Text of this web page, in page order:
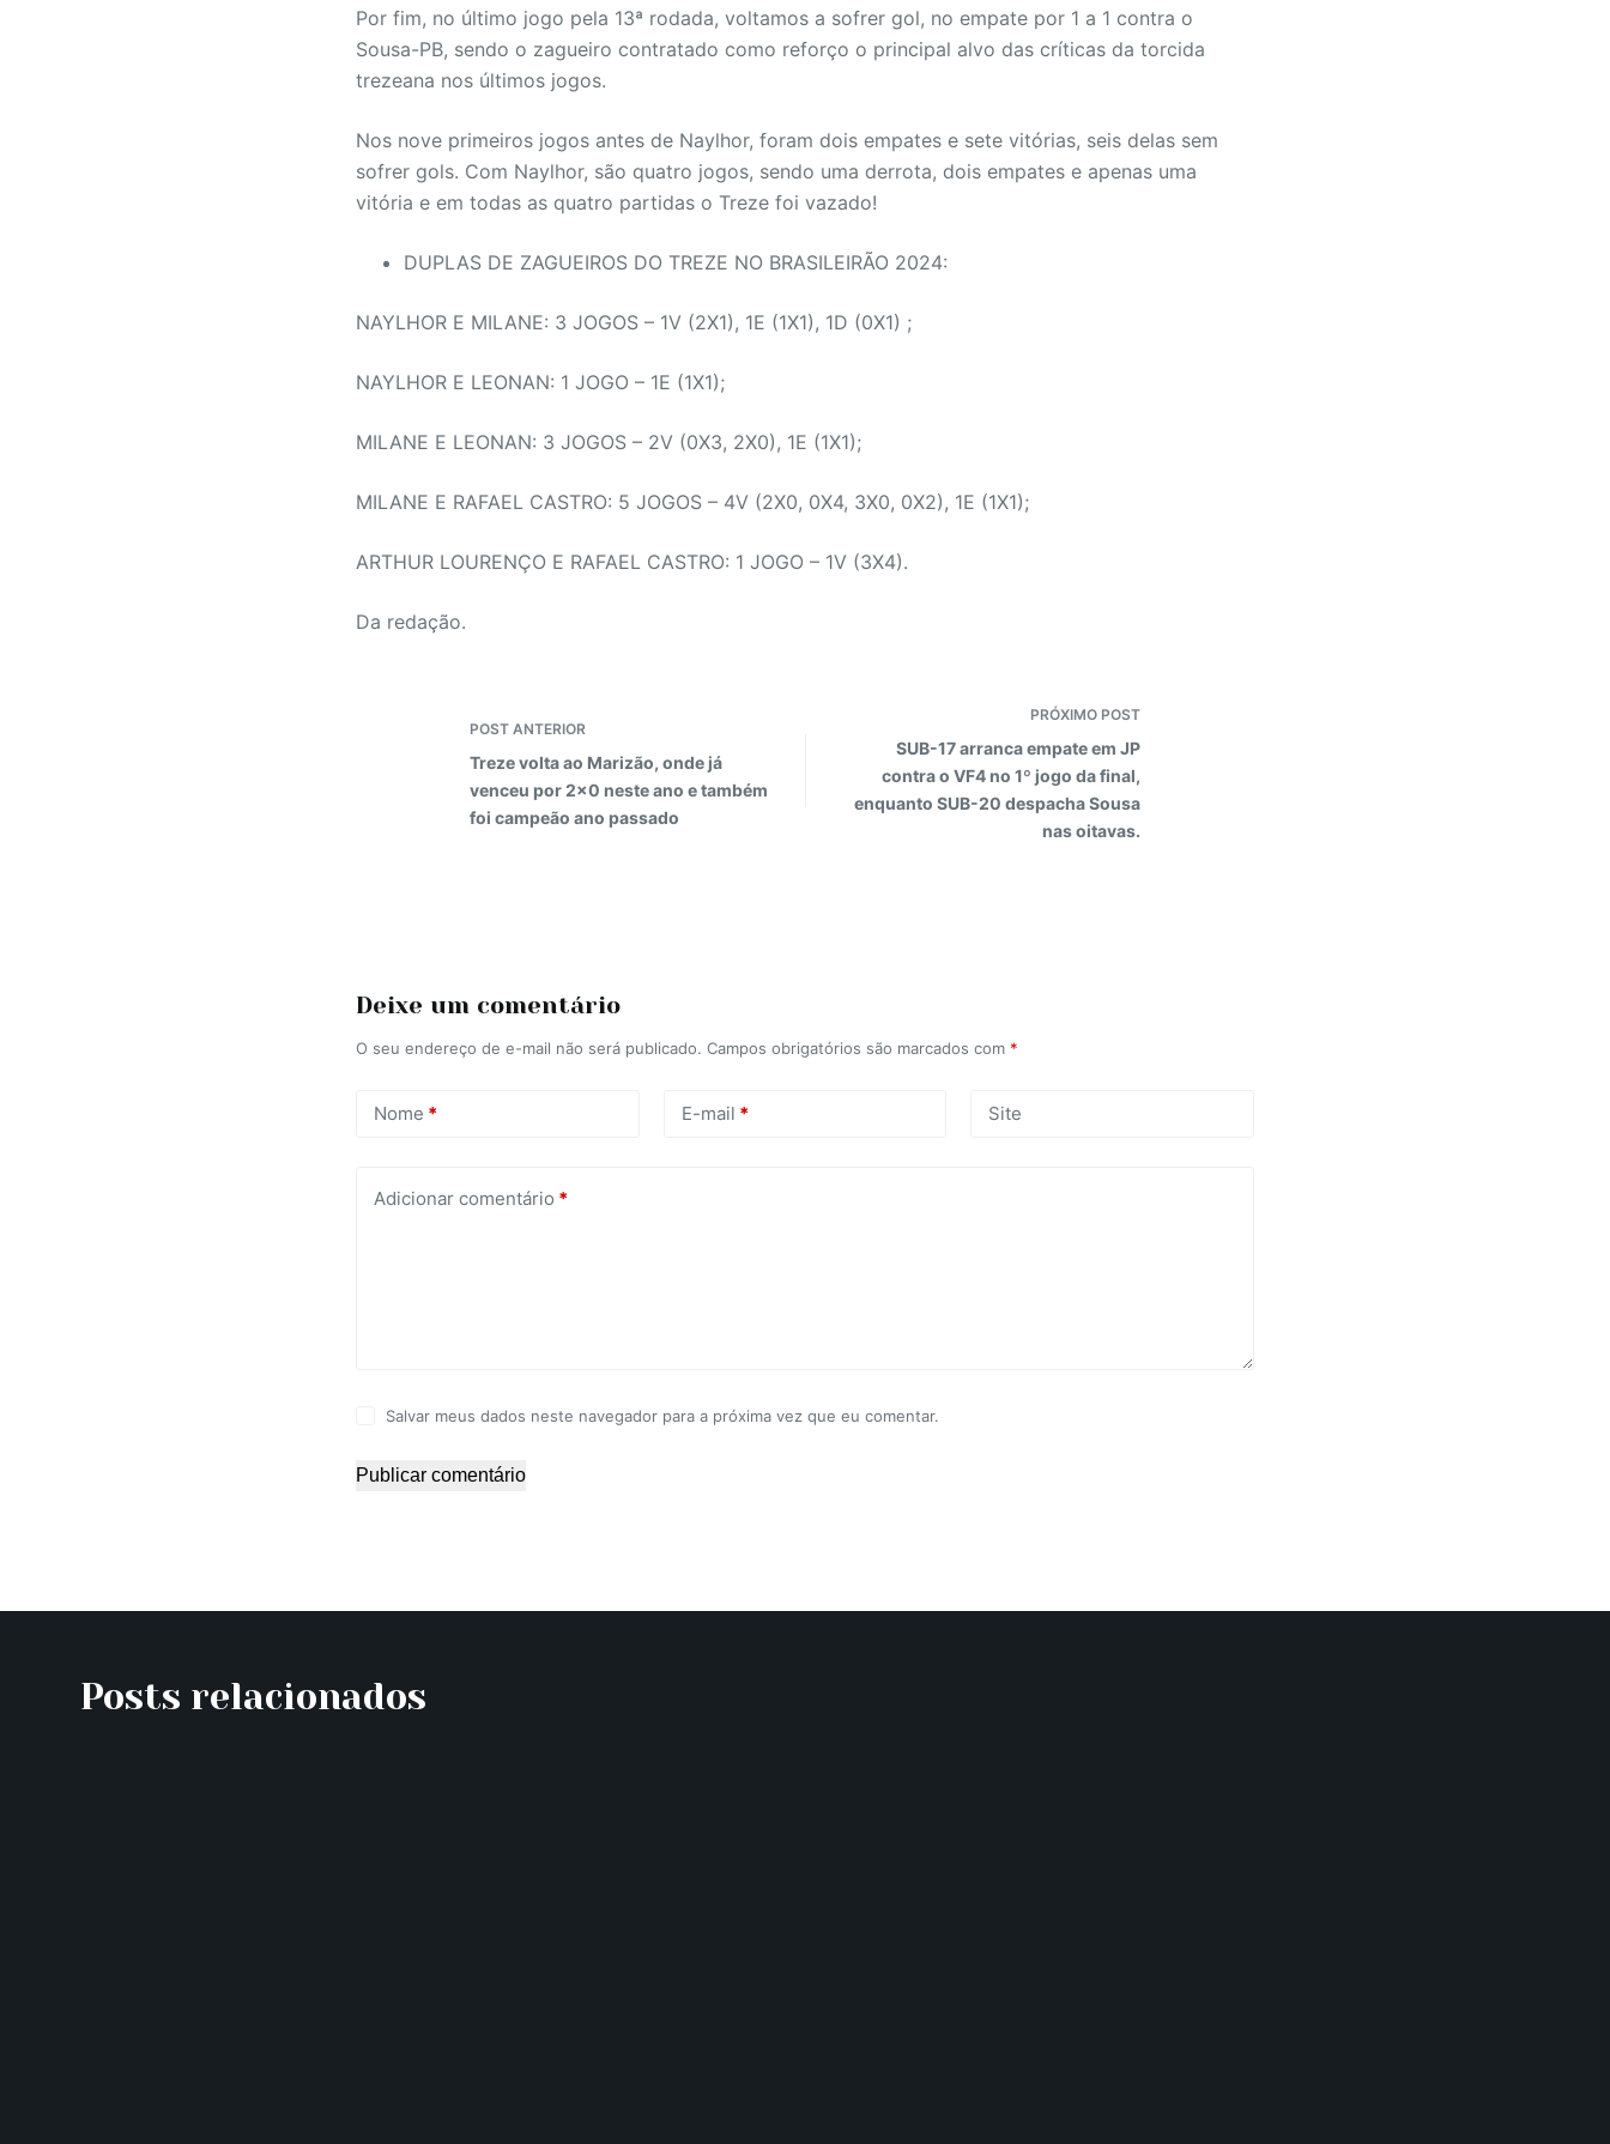
Por fim, no último jogo pela 13ª rodada, voltamos a sofrer gol, no empate por 1 a 1 contra o
Sousa-PB, sendo o zagueiro contratado como reforço o principal alvo das críticas da torcida
trezeana nos últimos jogos.
Nos nove primeiros jogos antes de Naylhor, foram dois empates e sete vitórias, seis delas sem
sofrer gols. Com Naylhor, são quatro jogos, sendo uma derrota, dois empates e apenas uma
vitória e em todas as quatro partidas o Treze foi vazado!
DUPLAS DE ZAGUEIROS DO TREZE NO BRASILEIRÃO 2024:
NAYLHOR E MILANE: 3 JOGOS – 1V (2X1), 1E (1X1), 1D (0X1) ;
NAYLHOR E LEONAN: 1 JOGO – 1E (1X1);
MILANE E LEONAN: 3 JOGOS – 2V (0X3, 2X0), 1E (1X1);
MILANE E RAFAEL CASTRO: 5 JOGOS – 4V (2X0, 0X4, 3X0, 0X2), 1E (1X1);
ARTHUR LOURENÇO E RAFAEL CASTRO: 1 JOGO – 1V (3X4).
Da redação.
POST ANTERIOR
Treze volta ao Marizão, onde já
venceu por 2×0 neste ano e também
foi campeão ano passado
PRÓXIMO POST
SUB-17 arranca empate em JP
contra o VF4 no 1º jogo da final,
enquanto SUB-20 despacha Sousa
nas oitavas.
Deixe um comentário
O seu endereço de e-mail não será publicado. Campos obrigatórios são marcados com *
Nome * E-mail * Site
Adicionar comentário *
Salvar meus dados neste navegador para a próxima vez que eu comentar.
Publicar comentário
Posts relacionados